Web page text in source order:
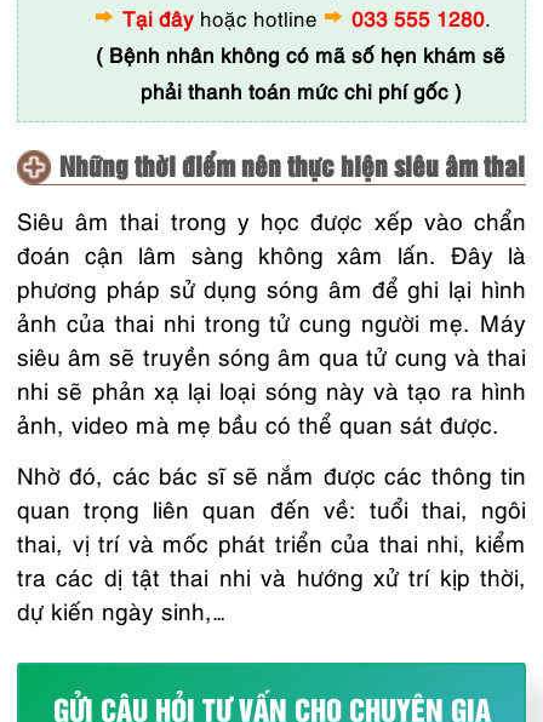
Tại đây hoặc hotline 033 555 1280.
( Bệnh nhân không có mã số hẹn khám sẽ
phải thanh toán mức chi phí gốc )
Những thời điểm nên thực hiện siêu âm thai
Siêu âm thai trong y học được xếp vào chẩn
đoán cận lâm sàng không xâm lấn. Đây là
phương pháp sử dụng sóng âm để ghi lại hình
ảnh của thai nhi trong tử cung người mẹ. Máy
siêu âm sẽ truyền sóng âm qua tử cung và thai
nhi sẽ phản xạ lại loại sóng này và tạo ra hình
ảnh, video mà mẹ bầu có thể quan sát được.
Nhờ đó, các bác sĩ sẽ nắm được các thông tin
quan trọng liên quan đến về: tuổi thai, ngôi
thai, vị trí và mốc phát triển của thai nhi, kiểm
tra các dị tật thai nhi và hướng xử trí kịp thời,
dự kiến ngày sinh,…
GỬI CÂU HỎI TƯ VẤN CHO CHUYÊN GIA